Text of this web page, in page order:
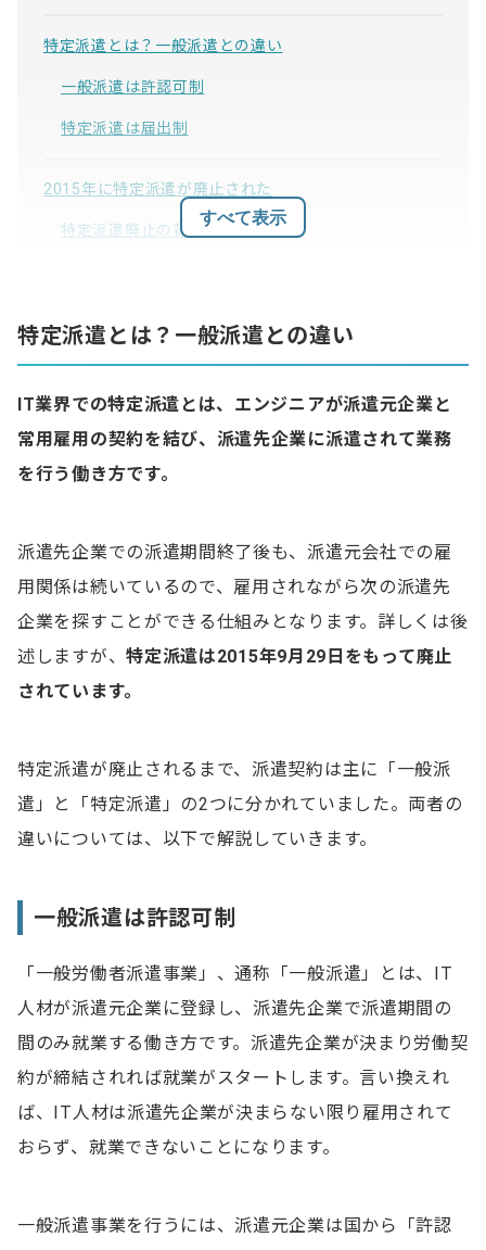
特定派遣とは？一般派遣との違い
一般派遣は許認可制
特定派遣は届出制
2015年に特定派遣が廃止された
特定派遣廃止の背景
準委任契約や請負契約への切り替えが増えた
特定派遣に関するよくある質問
Q.特定派遣とは？
Q.特定派遣はなぜ廃止された？
Q.特定派遣の廃止がIT業界に与えた影響は？
すべて表示
特定派遣とは？一般派遣との違い
IT業界での特定派遣とは、エンジニアが派遣元企業 と
常用雇用の契約を結び、派遣先企業に派遣されて業務
を行う働き方です。
派遣先企業での派遣期間終了後も、派遣元会社での雇
用関係は続いているので、雇用されながら次の派遣先
企業を探すことができる仕組みとなります。詳しくは後
述しますが、特定派遣は2015年9月29日をもって廃止
されています。
特定派遣が廃止されるまで、派遣契約は主に「一般派
遣」と「特定派遣」の2つに分かれていました。両者の
違いについては、以下で解説していきます。
一般派遣は許認可制
「一般労働者派遣事業」、通称「一般派遣」とは、IT
人材が派遣元企業に登録し、派遣先企業で派遣期間の
間のみ就業する働き方です。派遣先企業が決まり労働契
約が締結されれば就業がスタートします。言い換えれ
ば、IT人材は派遣先企業が決まらない限り雇用されて
おらず、就業できないことになります。
一般派遣事業を行うには、派遣元企業は国から「許認